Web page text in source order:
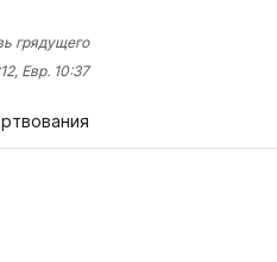
грядущего
Евр. 10:37